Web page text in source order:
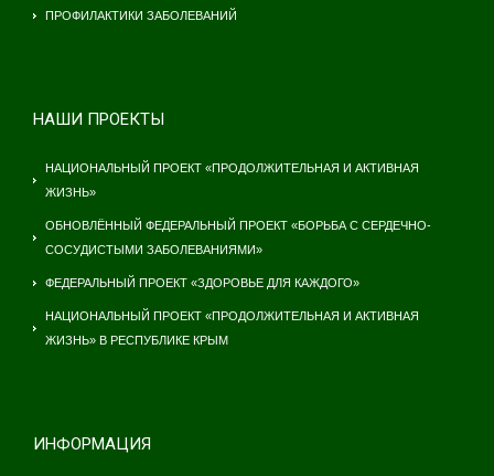
ПРОФИЛАКТИКИ ЗАБОЛЕВАНИЙ
НАШИ ПРОЕКТЫ
НАЦИОНАЛЬНЫЙ ПРОЕКТ «ПРОДОЛЖИТЕЛЬНАЯ И АКТИВНАЯ
ЖИЗНЬ»
ОБНОВЛЁННЫЙ ФЕДЕРАЛЬНЫЙ ПРОЕКТ «БОРЬБА С СЕРДЕЧНО-
СОСУДИСТЫМИ ЗАБОЛЕВАНИЯМИ»
ФЕДЕРАЛЬНЫЙ ПРОЕКТ «ЗДОРОВЬЕ ДЛЯ КАЖДОГО»
НАЦИОНАЛЬНЫЙ ПРОЕКТ «ПРОДОЛЖИТЕЛЬНАЯ И АКТИВНАЯ
ЖИЗНЬ» В РЕСПУБЛИКЕ КРЫМ
ИНФОРМАЦИЯ